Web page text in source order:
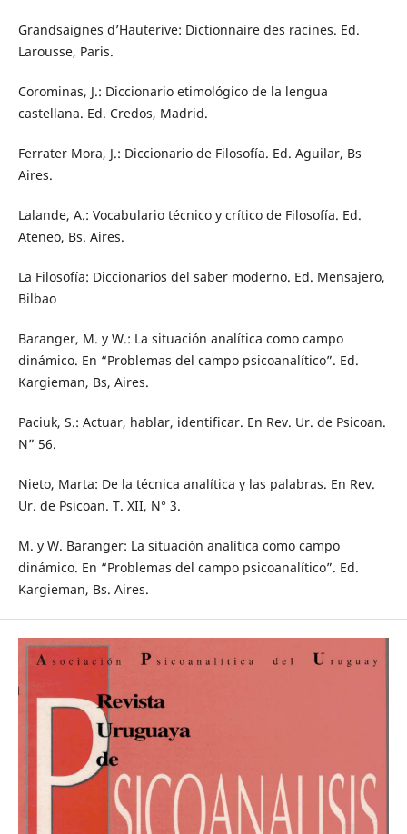
Grandsaignes d’Hauterive: Dictionnaire des racines. Ed.
Larousse, Paris.
Corominas, J.: Diccionario etimológico de la lengua
castellana. Ed. Credos, Madrid.
Ferrater Mora, J.: Diccionario de Filosofía. Ed. Aguilar, Bs
Aires.
Lalande, A.: Vocabulario técnico y crítico de Filosofía. Ed.
Ateneo, Bs. Aires.
La Filosofía: Diccionarios del saber moderno. Ed. Mensajero,
Bilbao
Baranger, M. y W.: La situación analítica como campo
dinámico. En “Problemas del campo psicoanalítico”. Ed.
Kargieman, Bs, Aires.
Paciuk, S.: Actuar, hablar, identificar. En Rev. Ur. de Psicoan.
N” 56.
Nieto, Marta: De la técnica analítica y las palabras. En Rev.
Ur. de Psicoan. T. XII, N° 3.
M. y W. Baranger: La situación analítica como campo
dinámico. En “Problemas del campo psicoanalítico”. Ed.
Kargieman, Bs. Aires.